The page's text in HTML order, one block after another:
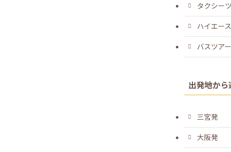
タクシー
ハイエー
バスツアー
出発地から
三宮発
大阪発